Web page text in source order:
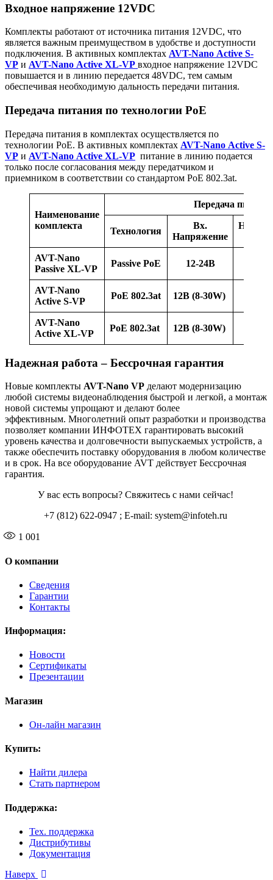
Входное напряжение 12VDC
Комплекты работают от источника питания 12VDC, что
является важным преимуществом в удобстве и доступности
подключения. В активных комплектах AVT-Nano Active S-
VP и AVT-Nano Active XL-VP входное напряжение 12VDC
повышается и в линию передается 48VDC, тем самым
обеспечивая необходимую дальность передачи питания.
Передача питания по технологии PoE
Передача питания в комплектах осуществляется по
технологии PoE. В активных комплектах AVT-Nano Active S-
VP и AVT-Nano Active XL-VP питание в линию подается
только после согласования между передатчиком и
приемником в соответствии со стандартом PoE 802.3at.
Наименование
комплекта
Передача
Технология
Вх.
Напряжение
AVT-Nano
Passive XL-VP
Passive PoE 12-24В
AVT-Nano
Active S-VP
PoE 802.3at 12В (8-30W)
AVT-Nano
Active XL-VP
PoE 802.3at 12В (8-30W)
Надежная работа – Бессрочная гарантия
Новые комплекты AVT-Nano VP делают модернизацию
любой системы видеонаблюдения быстрой и легкой, а монтаж
новой системы упрощают и делают более
эффективным. Многолетний опыт разработки и производства
позволяет компании ИНФОТЕХ гарантировать высокий
уровень качества и долговечности выпускаемых устройств, а
также обеспечить поставку оборудования в любом количестве
и в срок. На все оборудование AVT действует Бессрочная
гарантия.
У вас есть вопросы? Свяжитесь с нами сейчас!
+7 (812) 622-0947 ; E-mail: system@infoteh.ru
1 001
О компании
Сведения
Гарантии
Контакты
Информация:
Новости
Сертификаты
Презентации
Магазин
Он-лайн магазин
Купить:
Найти дилера
Стать партнером
Поддержка:
Тех. поддержка
Дистрибутивы
Документация
Наверх